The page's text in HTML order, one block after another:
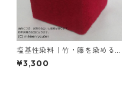
塩基性染料｜竹・籐を染める
｜100g｜塩基性レット（赤色
系）
¥3,300